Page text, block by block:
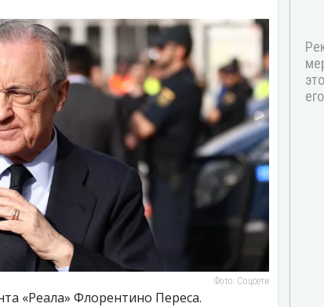
Фото: Соцсети
«Реала» Флорентино Переса.